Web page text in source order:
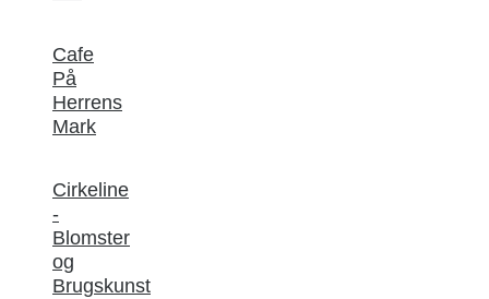
Cafe
På
Herrens
Mark
Cirkeline
-
Blomster
og
Brugskunst